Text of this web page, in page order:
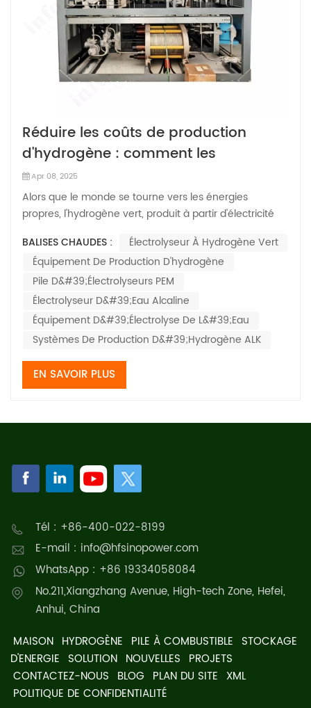
Réduire les coûts de production
d'hydrogène : comment les
électrolyseurs alcalins offrent une
solution Introduction
Apr 08, 2025
Alors que le monde se tourne vers les énergies
propres, l'hydrogène vert, produit à partir d'électricité
décarbonation de secteurs comme les transports, la
sidérurgie et la chimie. Cependant, les coûts de
production élevés constituent un o...
BALISES CHAUDES :
Électrolyseur À Hydrogène Vert
Équipement De Production D'hydrogène
Pile D&#39;électrolyseurs PEM
Électrolyseur D&#39;eau Alcaline
Équipement D&#39;électrolyse De L&#39;eau
Systèmes De Production D&#39;hydrogène ALK
EN SAVOIR PLUS
Tél : +86-400-022-8199
E-mail : info@hfsinopower.com
WhatsApp : +86 19334058084
No.211,Xiangzhang Avenue, High-tech Zone, Hefei,
Anhui, China
MAISON HYDROGÈNE PILE À COMBUSTIBLE STOCKAGE
D'ENERGIE SOLUTION NOUVELLES PROJETS
CONTACTEZ-NOUS BLOG PLAN DU SITE XML
POLITIQUE DE CONFIDENTIALITÉ